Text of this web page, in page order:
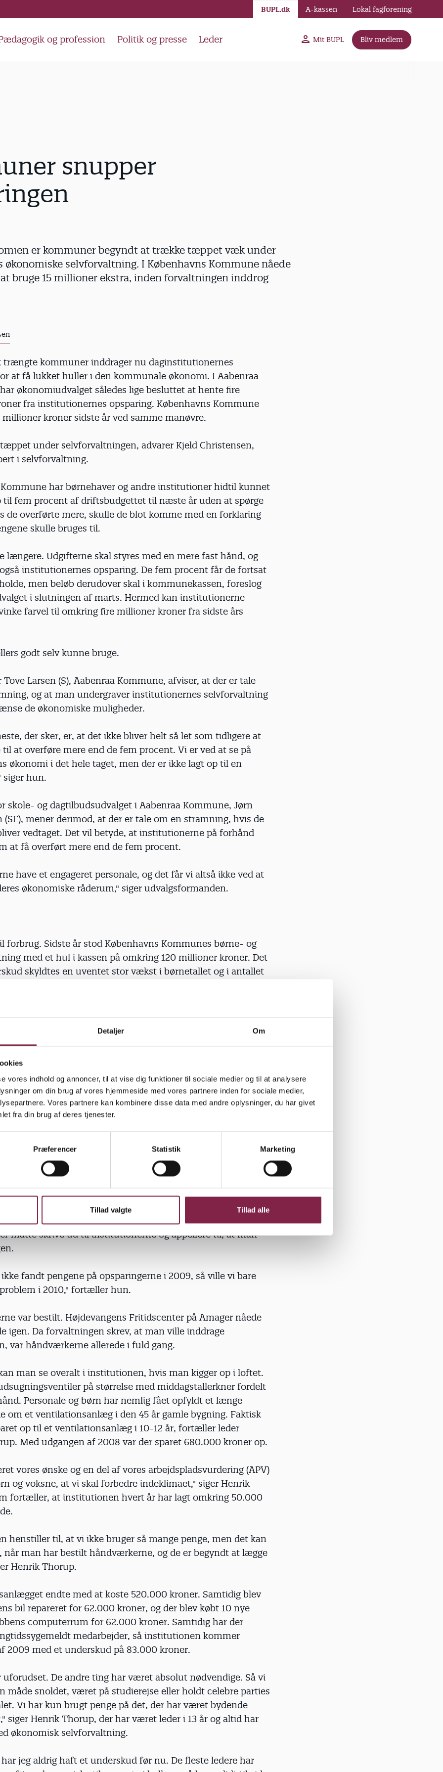
Detaljer Om
vores indhold og annoncer, til at vise dig funktioner til sociale medier og til at analysere
om din brug af vores hjemmeside med vores partnere inden for sociale medier,
Vores partnere kan kombinere disse data med andre oplysninger, du har givet
fra din brug af deres tjenester.
Præferencer Statistik Marketing
Tillad valgte Tillad alle
og profession Politik og presse Leder Mit BUPL Bliv medlem
BUPL.dk A-kassen Lokal fagforening
snupper
er kommuner begyndt at trække tæppet væk under
selvforvaltning. I Københavns Kommune nåede
bruge 15 millioner ekstra, inden forvaltningen inddrog
trængte kommuner inddrager nu daginstitutionernes
at få lukket huller i den kommunale økonomi. I Aabenraa
økonomiudvalget således lige besluttet at hente fire
fra institutionernes opsparing. Københavns Kommune
kroner sidste år ved samme manøvre.
under selvforvaltningen, advarer Kjeld Christensen,
i selvforvaltning.
Kommune har børnehaver og andre institutioner hidtil kunnet
til fem procent af driftsbudgettet til næste år uden at spørge
de overførte mere, skulle de blot komme med en forklaring
skulle bruges til.
længere. Udgifterne skal styres med en mere fast hånd, og
institutionernes opsparing. De fem procent får de fortsat
men beløb derudover skal i kommunekassen, foreslog
i slutningen af marts. Hermed kan institutionerne
farvel til omkring fire millioner kroner fra sidste års
godt selv kunne bruge.
Tove Larsen (S), Aabenraa Kommune, afviser, at der er tale
og at man undergraver institutionernes selvforvaltning
de økonomiske muligheder.
der sker, er, at det ikke bliver helt så let som tidligere at
at overføre mere end de fem procent. Vi er ved at se på
økonomi i det hele taget, men der er ikke lagt op til en
siger hun.
skole- og dagtilbudsudvalget i Aabenraa Kommune, Jørn
(SF), mener derimod, at der er tale om en stramning, hvis de
vedtaget. Det vil betyde, at institutionerne på forhånd
at få overført mere end de fem procent.
have et engageret personale, og det får vi altså ikke ved at
økonomiske råderum," siger udvalgsformanden.
forbrug. Sidste år stod Københavns Kommunes børne- og
med et hul i kassen på omkring 120 millioner kroner. Det
skyldtes en uventet stor vækst i børnetallet og i antallet
pengene valgte politikerne, at al opsparing ud over to procent
finansiere ekstrabørnene. Det ville give 74 millioner kroner.
varslede, at man havde tænkt sig at inddrage
til, at der er blevet brugt rigtig mange penge fra opsparingen.
man ikke kan forstå, at der er sådan en mekanisme. Vi
indstillingen, at det ville påvirke adfærden. Spørgsmålet var
siger Else Sommer.
hurtigt, at det fik institutionerne til at bruge flere penge, så
måtte skrive ud til institutionerne og appellere til, at man
fandt pengene på opsparingerne i 2009, så ville vi bare
i 2010," fortæller hun.
var bestilt. Højdevangens Fritidscenter på Amager nåede
igen. Da forvaltningen skrev, at man ville inddrage
var håndværkerne allerede i fuld gang.
man se overalt i institutionen, hvis man kigger op i loftet.
på størrelse med middagstallerkner fordelt
Personale og børn har nemlig fået opfyldt et længe
om et ventilationsanlæg i den 45 år gamle bygning. Faktisk
op til et ventilationsanlæg i 10-12 år, fortæller leder
Med udgangen af 2008 var der sparet 680.000 kroner op.
vores ønske og en del af vores arbejdspladsvurdering (APV)
og voksne, at vi skal forbedre indeklimaet," siger Henrik
fortæller, at institutionen hvert år har lagt omkring 50.000
henstiller til, at vi ikke bruger så mange penge, men det kan
man har bestilt håndværkerne, og de er begyndt at lægge
Henrik Thorup.
endte med at koste 520.000 kroner. Samtidig blev
bil repareret for 62.000 kroner, og der blev købt 10 nye
computerrum for 62.000 kroner. Samtidig har der
medarbejder, så institutionen kommer
2009 med et underskud på 83.000 kroner.
uforudset. De andre ting har været absolut nødvendige. Så vi
måde snoldet, været på studierejse eller holdt celebre parties
Vi har kun brugt penge på det, der har været bydende
siger Henrik Thorup, der har været leder i 13 år og altid har
økonomisk selvforvaltning.
har jeg aldrig haft et underskud før nu. De fleste ledere har